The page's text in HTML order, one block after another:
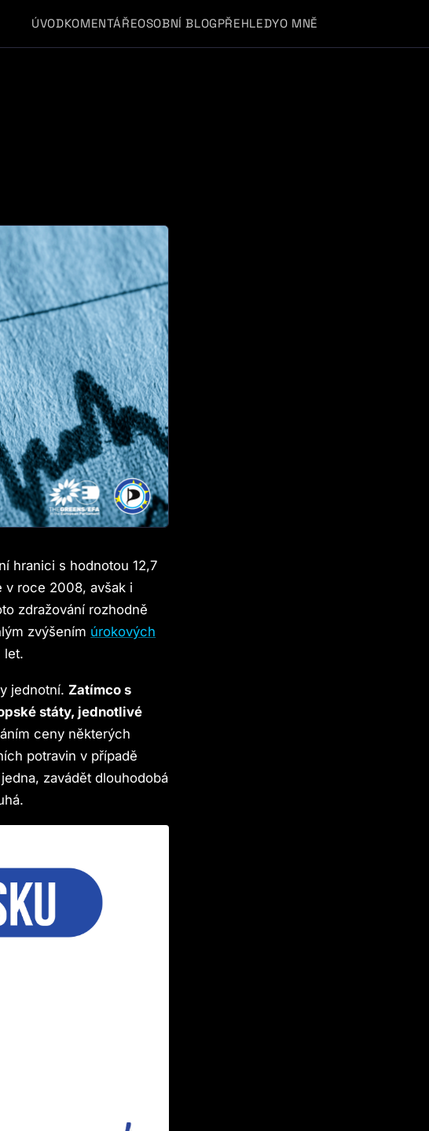
ÚVODKOMENTÁŘEOSOBNÍ BLOGPŘEHLEDYO MNĚ
hranici s hodnotou 12,7
v roce 2008, avšak i
zdražování rozhodně
zvýšením úrokových
let.
jednotní. Zatímco s
státy, jednotlivé
ceny některých
potravin v případě
zavádět dlouhodobá